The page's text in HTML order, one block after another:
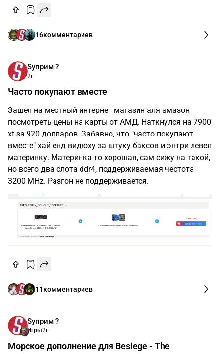
16комментариев
Sуприм ?
2г
Часто покупают вместе
Зашел на местный интернет магазин аля амазон
посмотреть цены на карты от АМД. Наткнулся на 7900
xt за 920 долларов. Забавно, что "часто покупают
вместе" хай енд видюху за штуку баксов и энтри левел
материнку. Материнка то хорошая, сам сижу на такой,
но всего два слота ddr4, поддерживаемая честота
3200 MHz. Разгон не поддерживается.
11комментариев
Sуприм ?
Игры2г
Морское дополнение для Besiege - The